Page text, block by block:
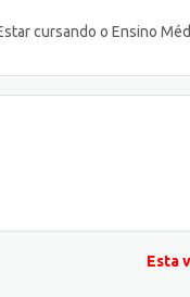
cursando o Ensino
Esta